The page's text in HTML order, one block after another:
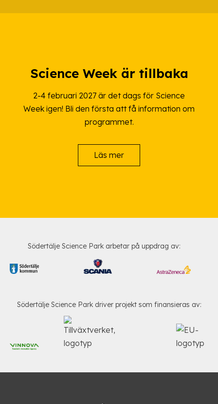
Science Week är tillbaka
2-4 februari 2027 är det dags för Science
Week igen! Bli den första att få information om
programmet.
Läs mer
Södertälje Science Park arbetar på uppdrag av:
Södertälje Science Park driver projekt som finansieras av: